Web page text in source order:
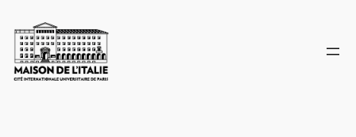
to
content